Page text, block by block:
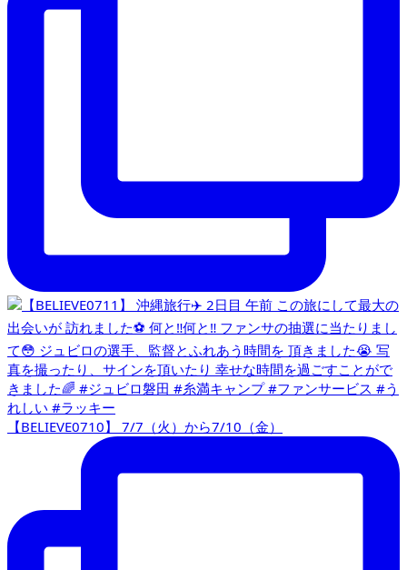
【BELIEVE0710】 7/7（火）から7/10（金）